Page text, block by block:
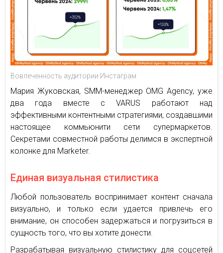
Вовлеченность аудитории Инстаграм
Мария Жуковская, SMM-менеджер OMG Agency, уже
два года вместе с VARUS работают над
эффективными контентными стратегиями, создавшими
настоящее коммьюнити сети супермаркетов.
Секретами совместной работы делимся в экспертной
колонке для Marketer.
Единая визуальная стилистика
Любой пользователь воспринимает контент сначала
визуально, и только если удается привлечь его
внимание, он способен задержаться и погрузиться в
сущность того, что вы хотите донести.
Разрабатывая визуальную стилистику для соцсетей